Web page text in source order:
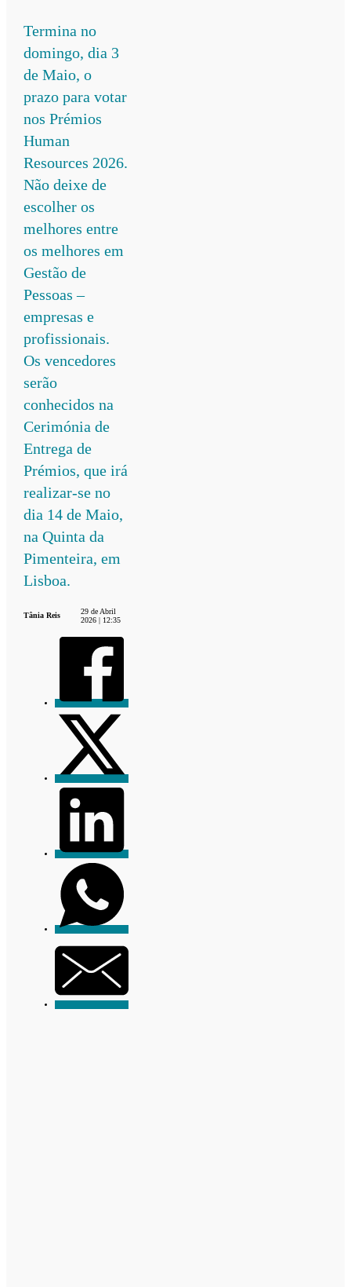
Termina no
domingo, dia 3
de Maio, o
prazo para votar
nos Prémios
Human
Resources 2026.
Não deixe de
escolher os
melhores entre
os melhores em
Gestão de
Pessoas –
empresas e
profissionais.
Os vencedores
serão
conhecidos na
Cerimónia de
Entrega de
Prémios, que irá
realizar-se no
dia 14 de Maio,
na Quinta da
Pimenteira, em
Lisboa.
Tânia Reis
29 de Abril
2026 | 12:35